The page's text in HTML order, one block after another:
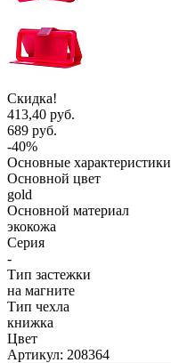
Скидка!
413,40 руб.
689 руб.
-40%
Основные характеристики
Основной цвет
gold
Основной материал
экокожа
Серия
-
Тип застежки
на магните
Тип чехла
книжка
Цвет
Артикул: 208364